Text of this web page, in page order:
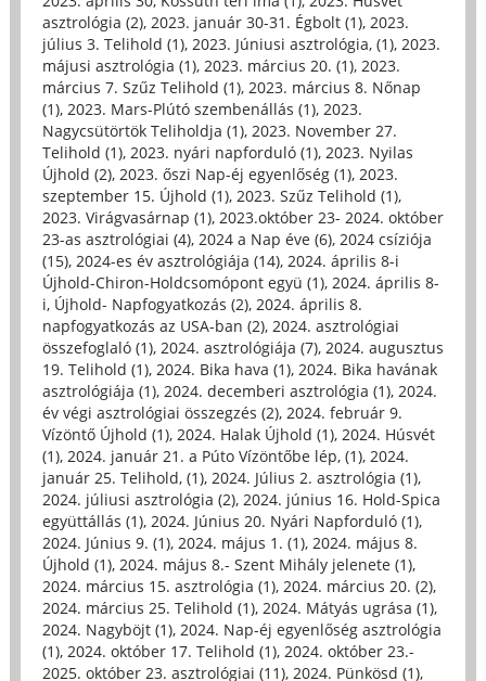
asztrológia (2), 2023. január 30-31. Égbolt (1), 2023.
július 3. Telihold (1), 2023. Júniusi asztrológia, (1), 2023.
májusi asztrológia (1), 2023. március 20. (1), 2023.
március 7. Szűz Telihold (1), 2023. március 8. Nőnap
(1), 2023. Mars-Plútó szembenállás (1), 2023.
Nagycsütörtök Teliholdja (1), 2023. November 27.
Telihold (1), 2023. nyári napforduló (1), 2023. Nyilas
Újhold (2), 2023. őszi Nap-éj egyenlőség (1), 2023.
szeptember 15. Újhold (1), 2023. Szűz Telihold (1),
2023. Virágvasárnap (1), 2023.október 23- 2024. október
23-as asztrológiai (4), 2024 a Nap éve (6), 2024 csíziója
(15), 2024-es év asztrológiája (14), 2024. április 8-i
Újhold-Chiron-Holdcsomópont együ (1), 2024. április 8-
i, Újhold- Napfogyatkozás (2), 2024. április 8.
napfogyatkozás az USA-ban (2), 2024. asztrológiai
összefoglaló (1), 2024. asztrológiája (7), 2024. augusztus
19. Telihold (1), 2024. Bika hava (1), 2024. Bika havának
asztrológiája (1), 2024. decemberi asztrológia (1), 2024.
év végi asztrológiai összegzés (2), 2024. február 9.
Vízöntő Újhold (1), 2024. Halak Újhold (1), 2024. Húsvét
(1), 2024. január 21. a Púto Vízöntőbe lép, (1), 2024.
január 25. Telihold, (1), 2024. Július 2. asztrológia (1),
2024. júliusi asztrológia (2), 2024. június 16. Hold-Spica
együttállás (1), 2024. Június 20. Nyári Napforduló (1),
2024. Június 9. (1), 2024. május 1. (1), 2024. május 8.
Újhold (1), 2024. május 8.- Szent Mihály jelenete (1),
2024. március 15. asztrológia (1), 2024. március 20. (2),
2024. március 25. Telihold (1), 2024. Mátyás ugrása (1),
2024. Nagyböjt (1), 2024. Nap-éj egyenlőség asztrológia
(1), 2024. október 17. Telihold (1), 2024. október 23.-
2025. október 23. asztrológiai (11), 2024. Pünkösd (1),